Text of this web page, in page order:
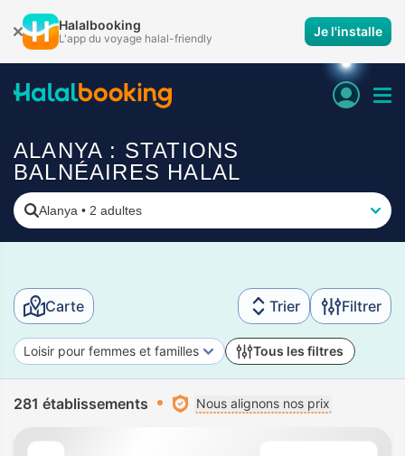
Halalbooking
L'app du voyage halal-friendly Je l'installe
ALANYA : STATIONS
BALNÉAIRES HALAL
Alanya • 2 adultes
Carte Trier Filtrer
Loisir pour femmes et familles Tous les filtres
281 établissements Nous alignons nos prix